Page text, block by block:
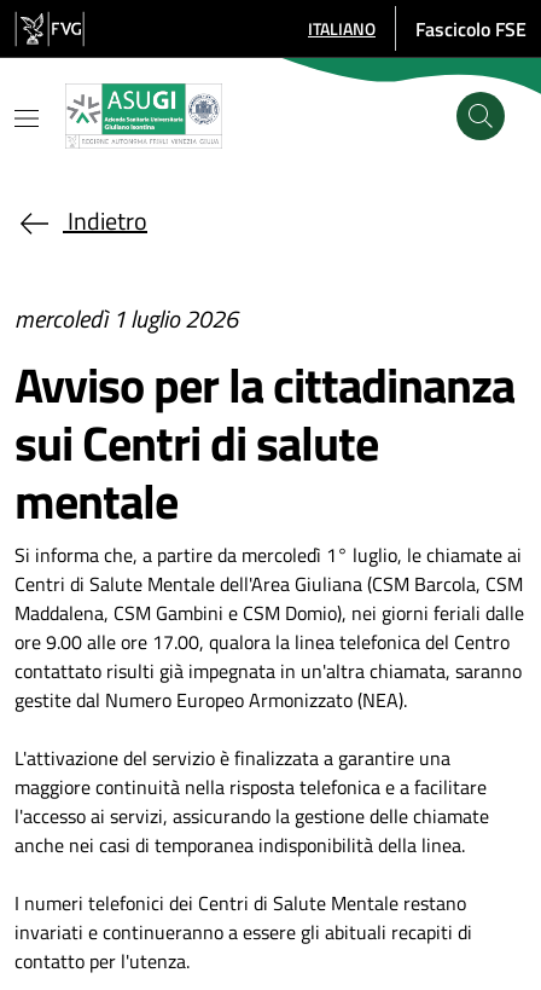
Salta al contenuto principale
SELEZIONE LINGUA: LINGUA
ITALIANO Fascicolo FSE
Indietro
mercoledì 1 luglio 2026
Avviso per la cittadinanza
sui Centri di salute
mentale
Si informa che, a partire da mercoledì 1° luglio, le chiamate ai
Centri di Salute Mentale dell'Area Giuliana (CSM Barcola, CSM
Maddalena, CSM Gambini e CSM Domio), nei giorni feriali dalle
ore 9.00 alle ore 17.00, qualora la linea telefonica del Centro
contattato risulti già impegnata in un'altra chiamata, saranno
gestite dal Numero Europeo Armonizzato (NEA).
L'attivazione del servizio è finalizzata a garantire una
maggiore continuità nella risposta telefonica e a facilitare
l'accesso ai servizi, assicurando la gestione delle chiamate
anche nei casi di temporanea indisponibilità della linea.
I numeri telefonici dei Centri di Salute Mentale restano
invariati e continueranno a essere gli abituali recapiti di
contatto per l'utenza.